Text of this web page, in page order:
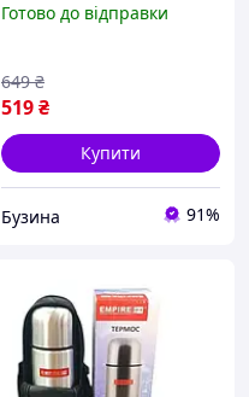
ручкою для перенесення,
newyork
Готово до відправки
519₴
649 ₴
Купити
Бузина 91%